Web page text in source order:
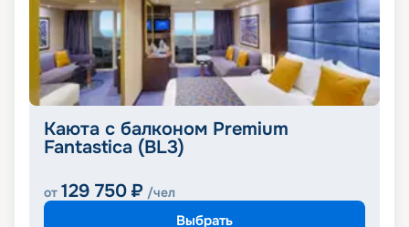
Каюта с балконом Premium
Fantastica (BL3)
от 129 750 ₽ /чел
Выбрать